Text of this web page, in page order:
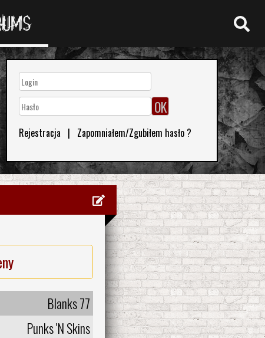
Rejestracja | Zapomniałem/Zgubiłem hasło ?
Blanks 77
Punks 'N Skins